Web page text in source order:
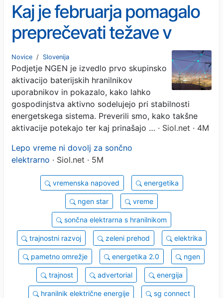
Kaj je februarja pomagalo
preprečevati težave v
električnem omrežju?
Novice / Slovenija
Podjetje NGEN je izvedlo prvo skupinsko
aktivacijo baterijskih hranilnikov
uporabnikov in pokazalo, kako lahko
gospodinjstva aktivno sodelujejo pri stabilnosti
energetskega sistema. Preverili smo, kako takšne
aktivacije potekajo ter kaj prinašajo … · Siol.net · 4M
Lepo vreme ni dovolj za sončno
elektrarno · Siol.net · 5M
vremenska napoved energetika
ngen star vreme
sončna elektrarna s hranilnikom
trajnostni razvoj zeleni prehod elektrika
pametno omrežje energetika 2.0 ngen
trajnost advertorial energija
hranilnik električne energije sg connect